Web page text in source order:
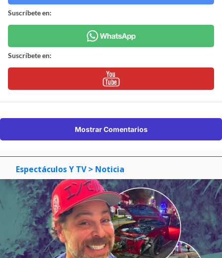
Suscríbete en:
Suscríbete en:
Mostrar Comentarios
Espectáculos Y TV > Noticia